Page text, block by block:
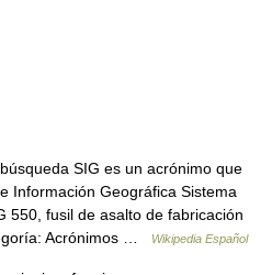
SIG es un acrónimo que
Información Geográfica Sistema
550, fusil de asalto de fabricación
Acrónimos …
Wikipedia Español